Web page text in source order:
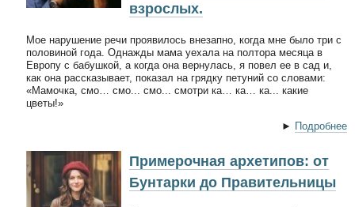
взрослых.
Мое нарушение речи проявилось внезапно, когда мне было три с
половиной года. Однажды мама уехала на полтора месяца в
Европу с бабушкой, а когда она вернулась, я повел ее в сад и,
как она рассказывает, показал на грядку петуний со словами:
«Мамочка, смо… смо... смо... смотри ка… ка… ка... какие
цветы!»
► Подробнее
Примерочная архетипов: от
Бунтарки до Правительницы